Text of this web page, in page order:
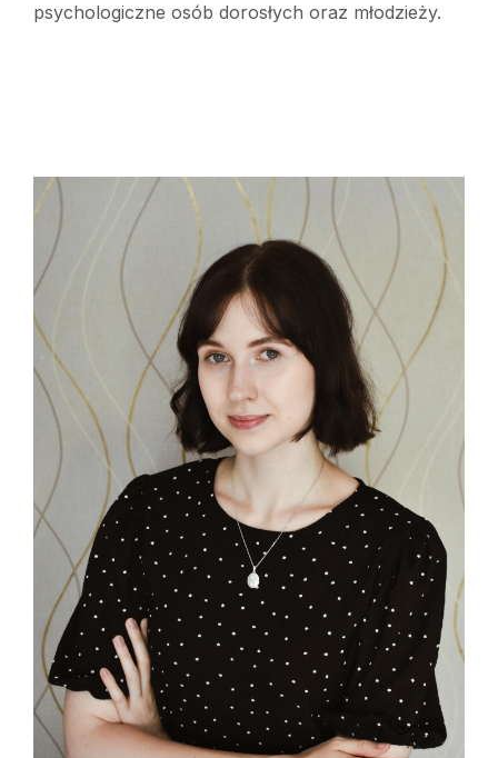
psychologiczne osób dorosłych oraz młodzieży.